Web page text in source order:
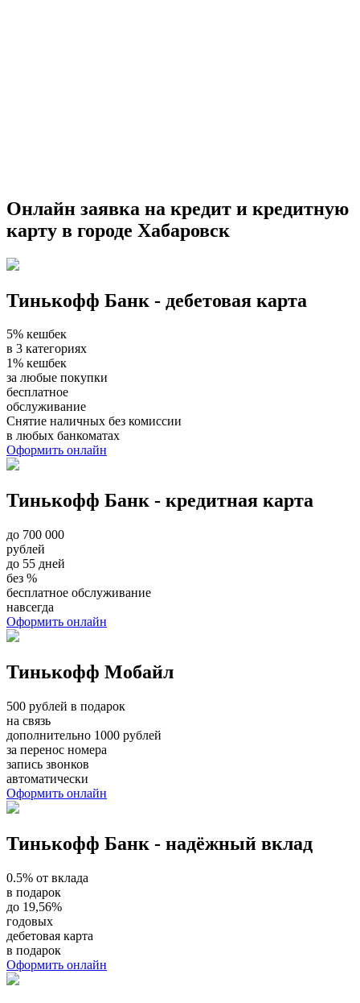
Онлайн заявка на кредит и кредитную
карту в городе Хабаровск
Тинькофф Банк - дебетовая карта
5% кешбек
в 3 категориях
1% кешбек
за любые покупки
бесплатное
обслуживание
Снятие наличных без комиссии
в любых банкоматах
Оформить онлайн
Тинькофф Банк - кредитная карта
до 700 000
рублей
до 55 дней
без %
бесплатное обслуживание
навсегда
Оформить онлайн
Тинькофф Мобайл
500 рублей в подарок
на связь
дополнительно 1000 рублей
за перенос номера
запись звонков
автоматически
Оформить онлайн
Тинькофф Банк - надёжный вклад
0.5% от вклада
в подарок
до 19,56%
годовых
дебетовая карта
в подарок
Оформить онлайн